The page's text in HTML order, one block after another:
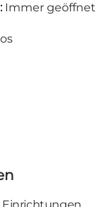
Immer geöffnet